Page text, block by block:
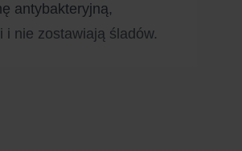
antybakteryjną,
nie zostawiają śladów.